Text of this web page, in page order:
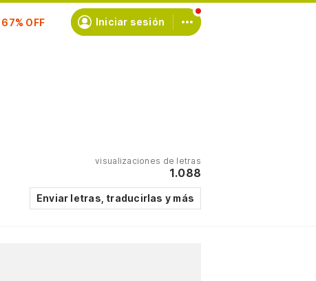
Suscríbete Iniciar sesión
visualizaciones de letras
1.088
Enviar letras, traducirlas y más